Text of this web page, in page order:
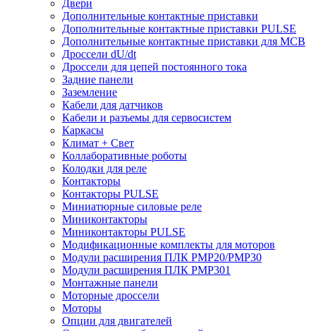
Двери
Дополнительные контактные приставки
Дополнительные контактные приставки PULSE
Дополнительные контактные приставки для MCB
Дроссели dU/dt
Дроссели для цепей постоянного тока
Задние панели
Заземление
Кабели для датчиков
Кабели и разъемы для сервосистем
Каркасы
Климат + Свет
Коллаборативные роботы
Колодки для реле
Контакторы
Контакторы PULSE
Миниатюрные силовые реле
Миниконтакторы
Миниконтакторы PULSE
Модификационные комплекты для моторов
Модули расширения ПЛК PMP20/PMP30
Модули расширения ПЛК PMP301
Монтажные панели
Моторные дроссели
Моторы
Опции для двигателей